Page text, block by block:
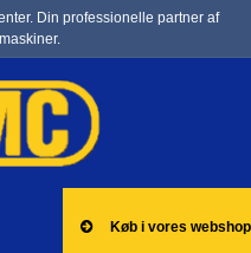
Din professionelle partner af
Køb i vores webshop